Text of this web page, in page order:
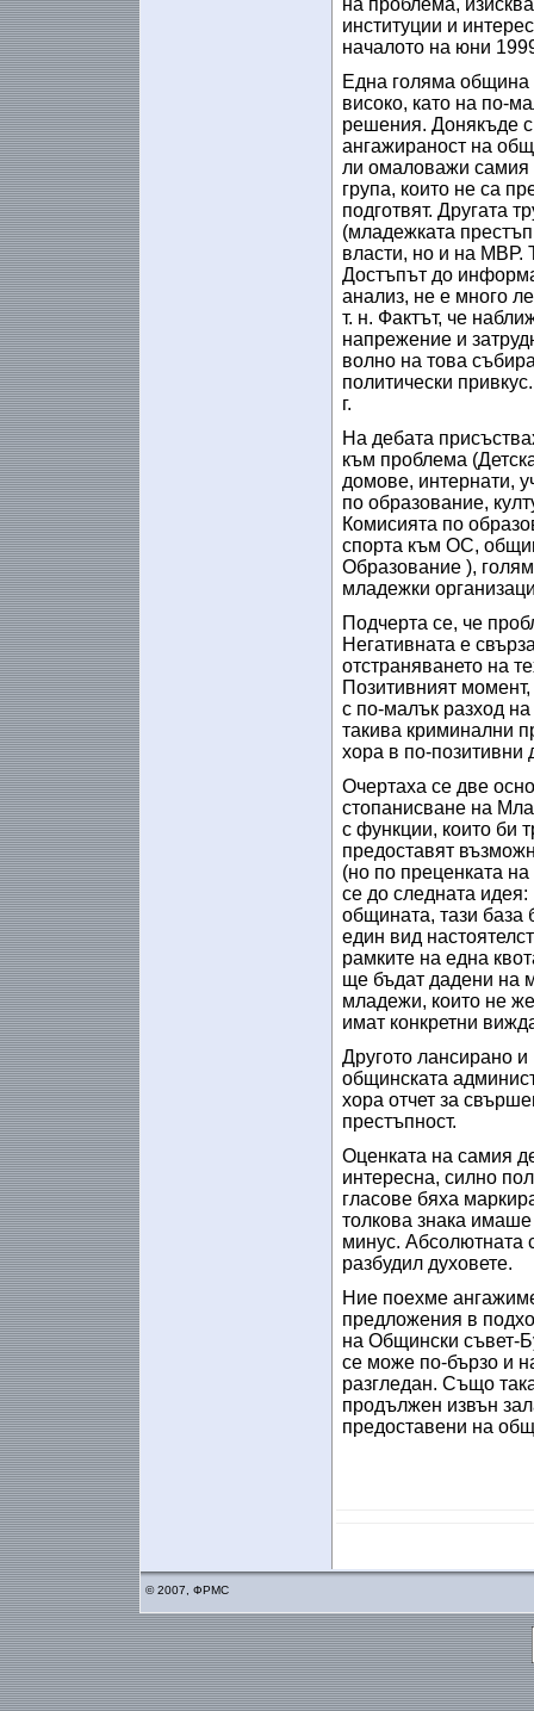
на проблема,
институции и
началото на юни
Една голяма община
високо, като на по-
решения. Донякъде
ангажираност на
ли омаловажи самия
група, които не са
подготвят. Другата
(младежката
власти, но и на МВР.
Достъпът до
анализ, не е много
т. н. Фактът, че
напрежение и
волно на това
политически
г.
На дебата
към проблема
домове, интернати,
по образование,
Комисията по
спорта към ОС,
Образование ),
младежки
Подчерта се, че
Негативната е
отстраняването на
Позитивният
с по-малък разход
такива криминални
хора в по-позитивни
Очертаха се две
стопанисване на
с функции, които би
предоставят
(но по преценката
се до следната
общината, тази база
един вид
рамките на една
ще бъдат дадени на
младежи, които не
имат конкретни
Другото лансирано
общинската
хора отчет за
престъпност.
Оценката на самия
интересна, силно
гласове бяха
толкова знака
минус. Абсолютната
разбудил духовете.
Ние поехме
предложения в
на Общински съвет-
се може по-бързо и
разгледан. Също
продължен извън
предоставени на
© 2007, ФРМС